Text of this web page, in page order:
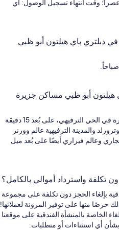
وقت بدء تسجيل الوصول: 3 عصراً؛ وقت انتهاء تسجيل الوصول: أي
دبلتري باي هيلتون أبو ظبي
هيلتون أبو ظبي مساكن جزيرة
توجد إقامة الفندق هذه الفاخرة في الحي الترفيهي، على بُعد 15 دقيقة
والمدينة الترفيهية عالم وورنر
وعالم فيراري أيضًا على بُعد ميل
تكلفة واسترداد أموالي بالكامل؟
بإلغاء الحجز دون تكلفة على مجموعة
حرصًا منها على توفير المرونة لعملائها!
الخاصة بالمنشأة الفندقية على موقعنا
أي استثناءات أو متطلبات.